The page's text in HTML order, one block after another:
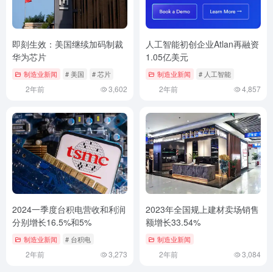
即刻生效：美国继续加码制裁
华为芯片
制造业新闻 # 美国 # 芯片
2年前 3,602
人工智能初创企业Atlan再融资
1.05亿美元
制造业新闻 # 人工智能
2年前 4,857
2024一季度台积电营收和利润
分别增长16.5%和5%
制造业新闻 # 台积电
2年前 3,273
2023年全国规上建材卖场销售
额增长33.54%
制造业新闻
2年前 3,084